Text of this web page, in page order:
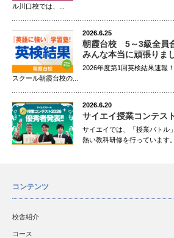
ル川口校では、...
2026.6.25
朝霞台校 5～3級全員
みんな本当に頑張りま
2026年度第1回英検結果速報
スクール朝霞台校の...
2026.6.20
サイエイ授業コンテ
サイエイでは、「授業バトル
熱い教科研修を行っています。
コンテンツ
校舎紹介
コース